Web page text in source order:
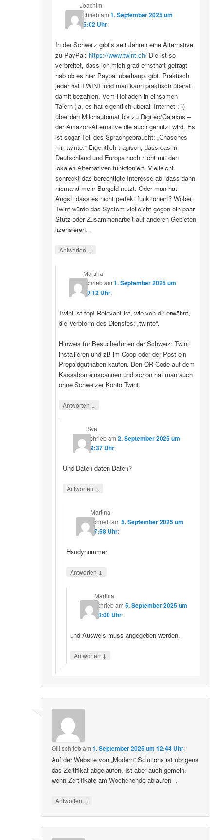
Joachim
schriebam 1. September 2025 um
15:02 Uhr:
In der Schweiz gibt’s seit Jahren eine Alternative
zu PayPal: https://www.twint.ch/Die ist so
verbreitet, dass ich mich grad ernsthaft gefragt
hab ob es hier Paypal überhaupt gibt. Praktisch
jeder hat TWINT und man kann praktisch überall
damit bezahlen. Vom Hofladen in einsamen
Tälern (ja, es hat eigentlich überall Internet ;-))
über den Milchautomat bis zu Digitec/Galaxus –
der Amazon-Alternative die auch genutzt wird. Es
ist sogar Teil des Sprachgebraucht: „Chasches
mir twinte.“ Eigentlich tragisch, dass das in
Deutschland und Europa noch nicht mit den
lokalen Alternativen funktioniert. Vielleicht
schreckt das berechtigte Interesse ab, dass dann
niemand mehr Bargeld nutzt. Oder man hat
Angst, dass es nicht perfekt funktioniert? Wobei:
Twint würde das System vielleicht gegen ein paar
Stutz oder Zusammenarbeit auf anderen Gebieten
lizensieren…
Antworten ↓
Martina
schriebam1. September 2025 um
20:12 Uhr:
Twint ist top! Relevant ist, wie von dir erwähnt,
die Verbform des Dienstes: „twinte“.
Hinweis für BesucherInnen der Schweiz: Twint
installieren und zB im Coop oder der Post ein
Prepaidguthaben kaufen. Den QR Code auf dem
Kassabon einscannen und schon hat man auch
ohne Schweizer Konto Twint.
Antworten ↓
Sve
schriebam 2. September 2025 um
19:37 Uhr:
Und Daten daten Daten?
Antworten ↓
Martina
schriebam5. September 2025 um
17:58 Uhr:
Handynummer
Antworten ↓
Martina
schriebam 5. September 2025 um
18:00 Uhr:
und Ausweis muss angegeben werden.
Antworten ↓
Olli schriebam1. September 2025 um 12:44 Uhr:
Auf der Website von „Modern“ Solutions ist übrigens
das Zertifikat abgelaufen. Ist aber auch gemein,
wenn Zertifikate am Wochenende ablaufen -.-
Antworten ↓